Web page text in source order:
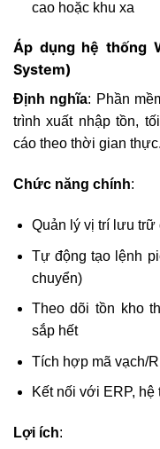
cao hoặc khu xa
Áp dụng hệ thống
System)
Định nghĩa: Phần
trình xuất nhập tồn,
cáo theo thời gian thực.
Chức năng chính:
Quản lý vị trí lưu trữ
Tự động tạo lệnh
chuyển)
Theo dõi tồn kho
sắp hết
Tích hợp mã vạch/
Kết nối với ERP,
Lợi ích: